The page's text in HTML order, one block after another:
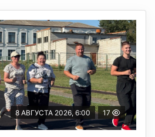
8 АВГУСТА 2026, 6:00 17